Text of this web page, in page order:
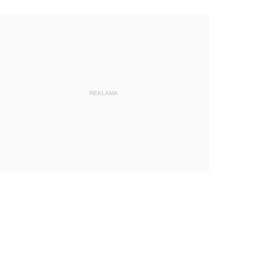
REKLAMA